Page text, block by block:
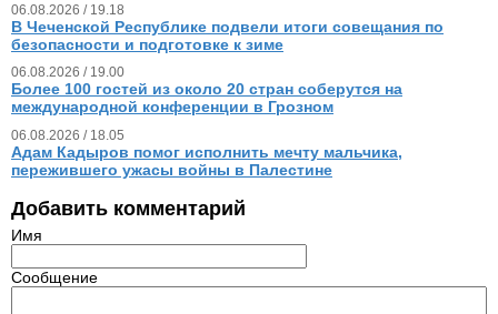
06.08.2026 / 19.18
В Чеченской Республике подвели итоги совещания по
безопасности и подготовке к зиме
06.08.2026 / 19.00
Более 100 гостей из около 20 стран соберутся на
международной конференции в Грозном
06.08.2026 / 18.05
Адам Кадыров помог исполнить мечту мальчика,
пережившего ужасы войны в Палестине
Добавить комментарий
Имя
Сообщение